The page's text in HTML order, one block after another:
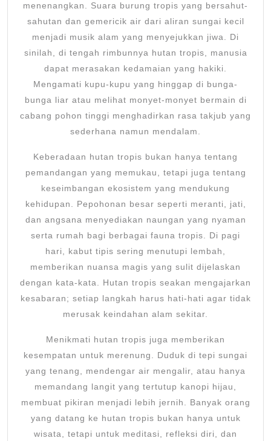
menenangkan. Suara burung tropis yang bersahut-
sahutan dan gemericik air dari aliran sungai kecil
menjadi musik alam yang menyejukkan jiwa. Di
sinilah, di tengah rimbunnya hutan tropis, manusia
dapat merasakan kedamaian yang hakiki.
Mengamati kupu-kupu yang hinggap di bunga-
bunga liar atau melihat monyet-monyet bermain di
cabang pohon tinggi menghadirkan rasa takjub yang
sederhana namun mendalam.
Keberadaan hutan tropis bukan hanya tentang
pemandangan yang memukau, tetapi juga tentang
keseimbangan ekosistem yang mendukung
kehidupan. Pepohonan besar seperti meranti, jati,
dan angsana menyediakan naungan yang nyaman
serta rumah bagi berbagai fauna tropis. Di pagi
hari, kabut tipis sering menutupi lembah,
memberikan nuansa magis yang sulit dijelaskan
dengan kata-kata. Hutan tropis seakan mengajarkan
kesabaran; setiap langkah harus hati-hati agar tidak
merusak keindahan alam sekitar.
Menikmati hutan tropis juga memberikan
kesempatan untuk merenung. Duduk di tepi sungai
yang tenang, mendengar air mengalir, atau hanya
memandang langit yang tertutup kanopi hijau,
membuat pikiran menjadi lebih jernih. Banyak orang
yang datang ke hutan tropis bukan hanya untuk
wisata, tetapi untuk meditasi, refleksi diri, dan